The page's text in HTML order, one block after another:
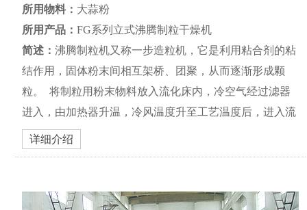
所用物料： 大蒜粉
所用产品：FG系列立式沸腾制粒干燥机
简述：沸腾制粒机又称一步造粒机，它是利用粘合剂的粘
结作用，固体粉末间相互架桥、团聚，从而逐渐形成颗
粒。 将制粒用粉末物料放入流化床内，冷空气经过滤器
进入，由加热器升温，冷风温度升至工艺温度后，进入流
化床内，使粉末呈流化状循环流动，同时喷入雾状粘合剂
湿润容器内的粉末，使粉末凝聚成疏松的小颗粒，成粒的
详细介绍